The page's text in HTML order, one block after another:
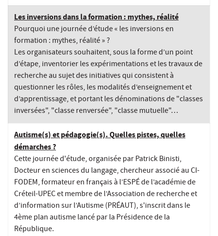
Les inversions dans la formation : mythes, réalité
Pourquoi une journée d’étude « les inversions en
formation : mythes, réalité » ?
Les organisateurs souhaitent, sous la forme d’un point
d’étape, inventorier les expérimentations et les travaux de
recherche au sujet des initiatives qui consistent à
questionner les rôles, les modalités d’enseignement et
d’apprentissage, et portant les dénominations de "classes
inversées", "classe renversée", "classe mutuelle"…
Autisme(s) et pédagogie(s). Quelles pistes, quelles
démarches ?
Cette journée d'étude, organisée par Patrick Binisti,
Docteur en sciences du langage, chercheur associé au CI-
FODEM, formateur en français à l’ESPÉ de l’académie de
Créteil-UPEC et membre de l’Association de recherche et
d’information sur l’Autisme (PRÉAUT), s'inscrit dans le
4ème plan autisme lancé par la Présidence de la
République.